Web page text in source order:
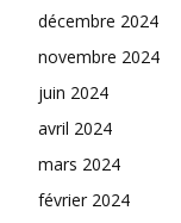
décembre 2024
novembre 2024
juin 2024
avril 2024
mars 2024
février 2024